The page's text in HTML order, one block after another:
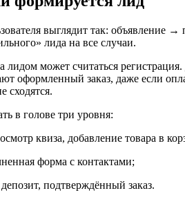
выглядит так:
лида на все случаи.
лидом может считаться
оформленный заказ, даже если
сходятся.
в голове три уровня:
квиза, добавление товара в
форма с контактами;
подтверждённый заказ.